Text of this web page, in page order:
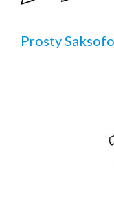
Prosty